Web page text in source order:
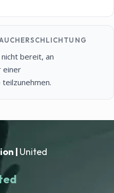
bereit, an
einer
| United